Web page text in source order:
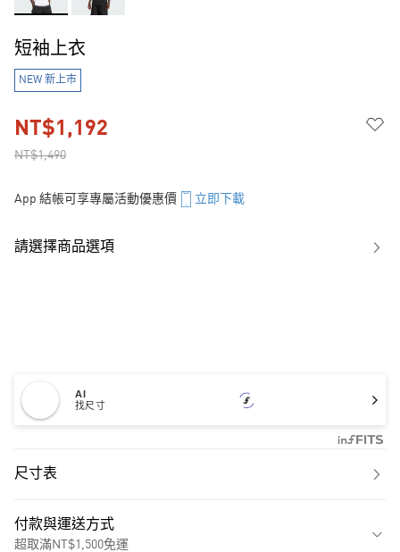
短袖上衣
NEW 新上市
NT$1,490
NT$1,192
App 結帳可享專屬活動優惠價 立即下載
請選擇商品選項
AI
找尺寸
尺寸表
付款與運送方式
超取滿NT$1,500免運